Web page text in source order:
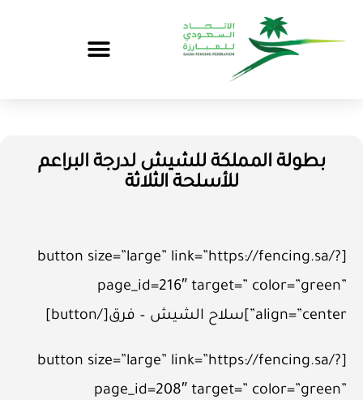
بطولة المملكة للشيش لدرجة البراعم
للأسلحة الثلاثة
[button size=”large” link=”https://fencing.sa/?
page_id=216″ target=” color=”green”
align=”center”]سلاح الشيش – فرق[/button]
[button size=”large” link=”https://fencing.sa/?
page_id=208″ target=” color=”green”